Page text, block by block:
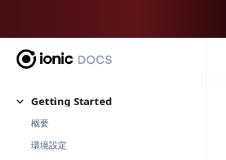
Getting Started
概要
環境設定